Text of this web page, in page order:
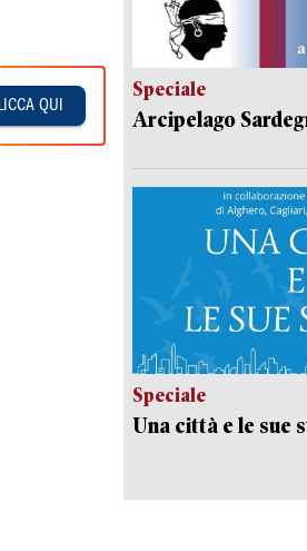
QUI
Speciale
Arcipelago
Speciale
Una città e le sue